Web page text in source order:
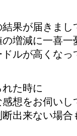
果が届きまし
増減に一喜一
ルが高くな
た時に
感想をお伺い
出来ない場